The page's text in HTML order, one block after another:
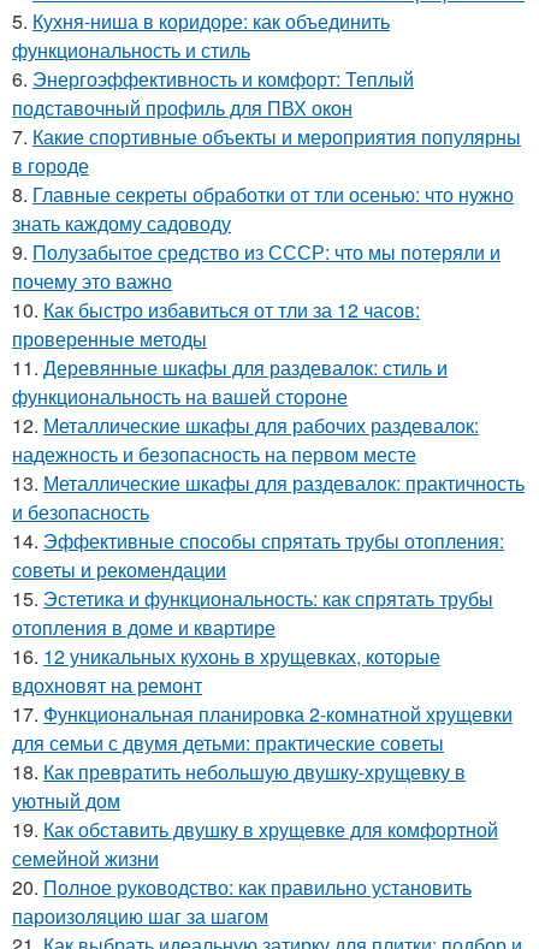
5. Кухня-ниша в коридоре: как объединить
функциональность и стиль
6. Энергоэффективность и комфорт: Теплый
подставочный профиль для ПВХ окон
7. Какие спортивные объекты и мероприятия популярны
в городе
8. Главные секреты обработки от тли осенью: что нужно
знать каждому садоводу
9. Полузабытое средство из СССР: что мы потеряли и
почему это важно
10. Как быстро избавиться от тли за 12 часов:
проверенные методы
11. Деревянные шкафы для раздевалок: стиль и
функциональность на вашей стороне
12. Металлические шкафы для рабочих раздевалок:
надежность и безопасность на первом месте
13. Металлические шкафы для раздевалок: практичность
и безопасность
14. Эффективные способы спрятать трубы отопления:
советы и рекомендации
15. Эстетика и функциональность: как спрятать трубы
отопления в доме и квартире
16. 12 уникальных кухонь в хрущевках, которые
вдохновят на ремонт
17. Функциональная планировка 2-комнатной хрущевки
для семьи с двумя детьми: практические советы
18. Как превратить небольшую двушку-хрущевку в
уютный дом
19. Как обставить двушку в хрущевке для комфортной
семейной жизни
20. Полное руководство: как правильно установить
пароизоляцию шаг за шагом